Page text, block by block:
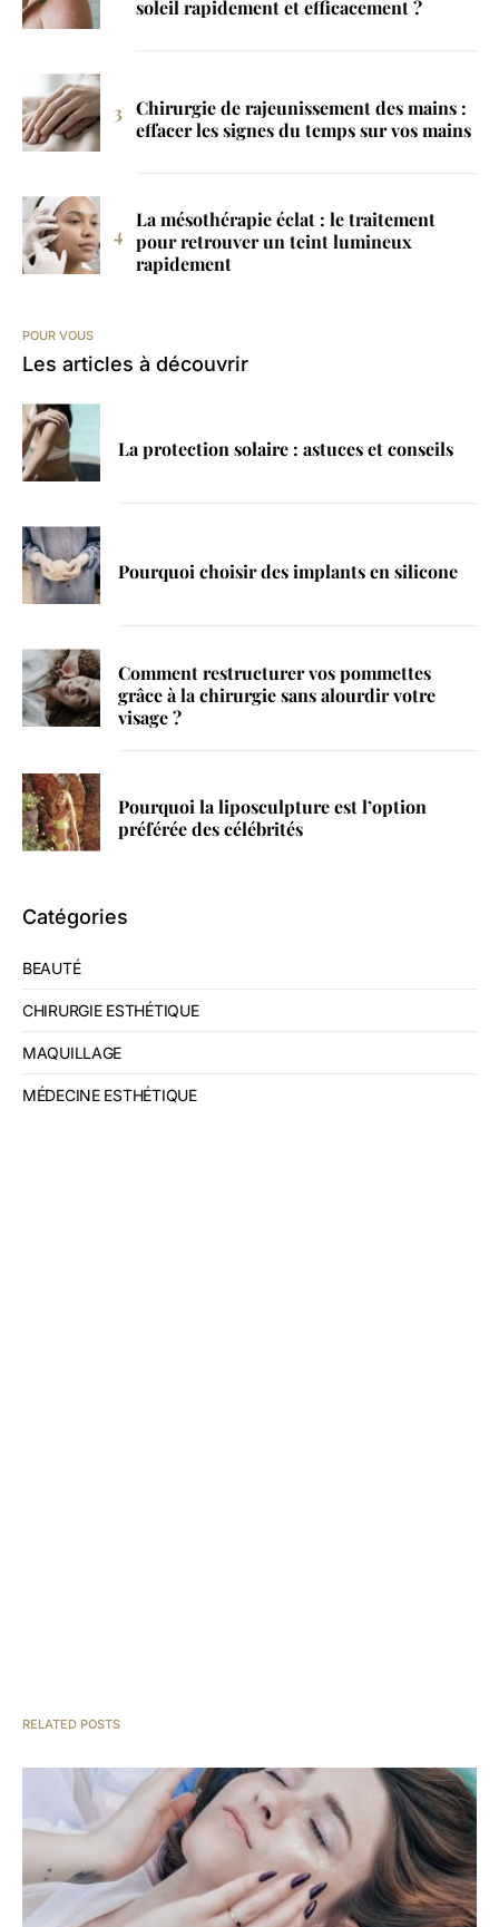
soleil rapidement et efficacement ?
Chirurgie de rajeunissement des mains :
effacer les signes du temps sur vos mains
La mésothérapie éclat : le traitement
pour retrouver un teint lumineux
rapidement
POUR VOUS
Les articles à découvrir
La protection solaire : astuces et conseils
Pourquoi choisir des implants en silicone
Comment restructurer vos pommettes
grâce à la chirurgie sans alourdir votre
visage ?
Pourquoi la liposculpture est l’option
préférée des célébrités
Catégories
BEAUTÉ
CHIRURGIE ESTHÉTIQUE
MAQUILLAGE
MÉDECINE ESTHÉTIQUE
RELATED POSTS